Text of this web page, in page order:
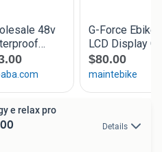
e relax pro
Details